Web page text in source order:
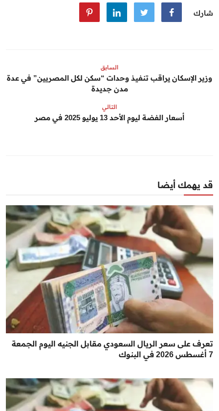
شارك
السابق
وزير الإسكان يراقب تنفيذ وحدات “سكن لكل المصريين” في عدة
مدن جديدة
التالي
أسعار الفضة ليوم الأحد 13 يوليو 2025 في مصر
قد يهمك أيضا
تعرف على سعر الريال السعودي مقابل الجنيه اليوم الجمعة
7 أغسطس 2026 في البنوك